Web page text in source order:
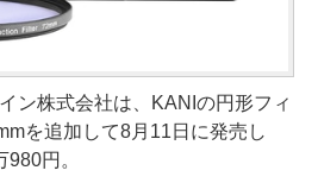
ン株式会社は、KANIの円形フィ
を追加して8月11日に発売し
円。